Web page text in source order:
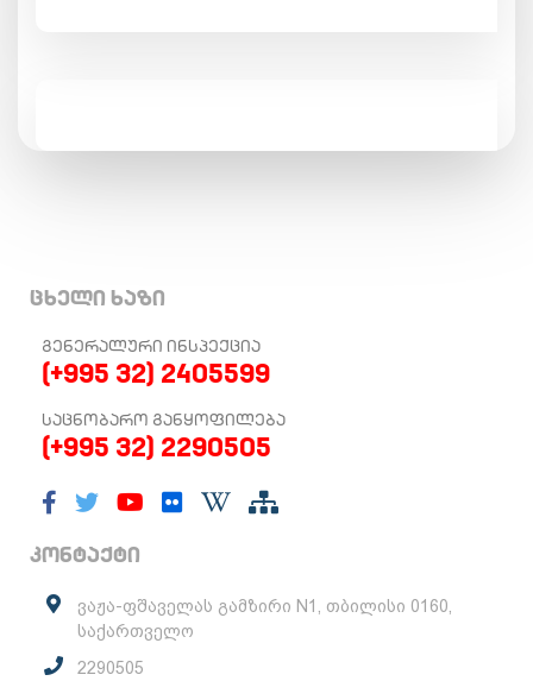
ცხელი ხაზი
ᲒᲔᲜᲔᲠᲐᲚᲣᲠᲘ ᲘᲜᲡᲞᲔᲥᲪᲘᲐ
(+995 32) 2405599
ᲡᲐᲪᲜᲝᲑᲐᲠᲝ ᲒᲐᲜᲧᲝᲤᲘᲚᲔᲑᲐ
(+995 32) 2290505
კონტაქტი
ვაჟა-ფშაველას გამზირი N1, თბილისი 0160,
საქართველო
2290505